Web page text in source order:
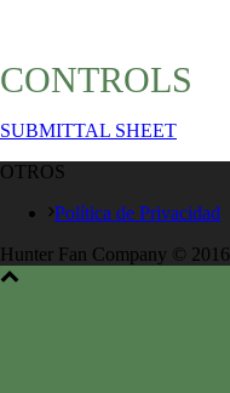
CONTROLS
SUBMITTAL SHEET
OTROS
Política de Privacidad
Hunter Fan Company © 2016